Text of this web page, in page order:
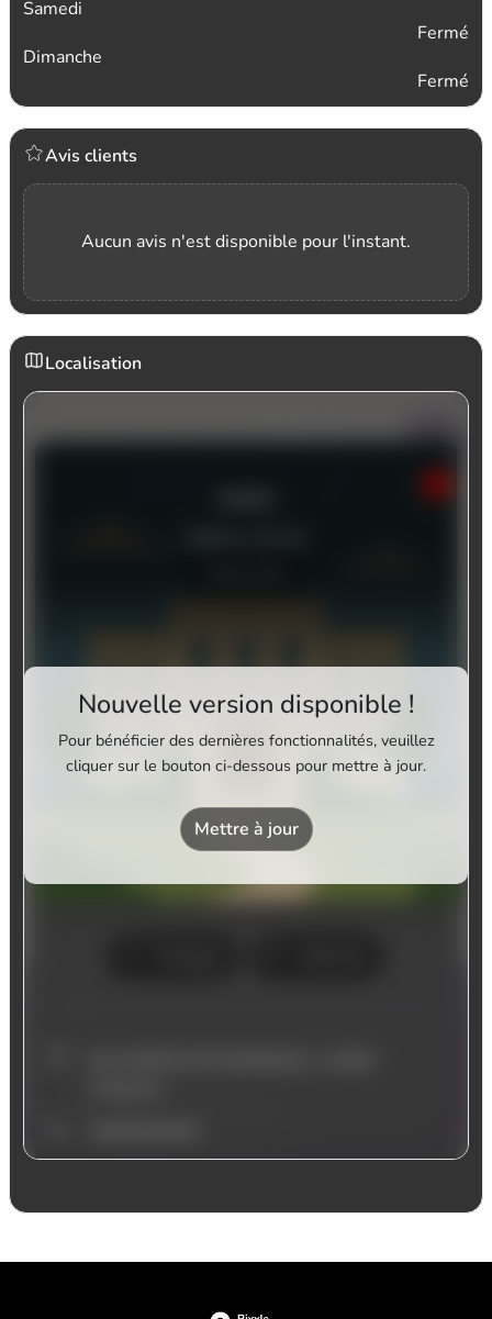
Samedi
Fermé
Dimanche
Fermé
Avis clients
Aucun avis n'est disponible pour l'instant.
Localisation